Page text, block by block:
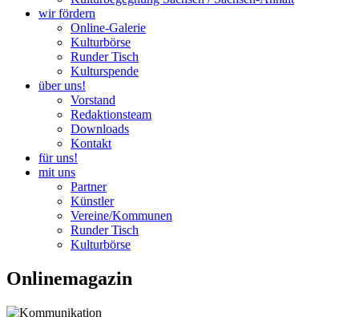
wir fördern
Online-Galerie
Kulturbörse
Runder Tisch
Kulturspende
über uns!
Vorstand
Redaktionsteam
Downloads
Kontakt
für uns!
mit uns
Partner
Künstler
Vereine/Kommunen
Runder Tisch
Kulturbörse
Onlinemagazin